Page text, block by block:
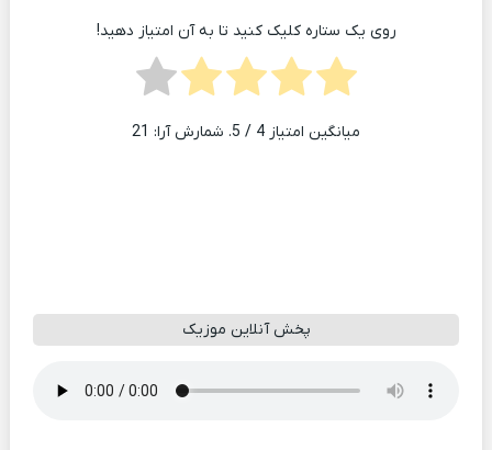
روی یک ستاره کلیک کنید تا به آن امتیاز دهید!
میانگین امتیاز 4 / 5. شمارش آرا: 21
پخش آنلاین موزیک